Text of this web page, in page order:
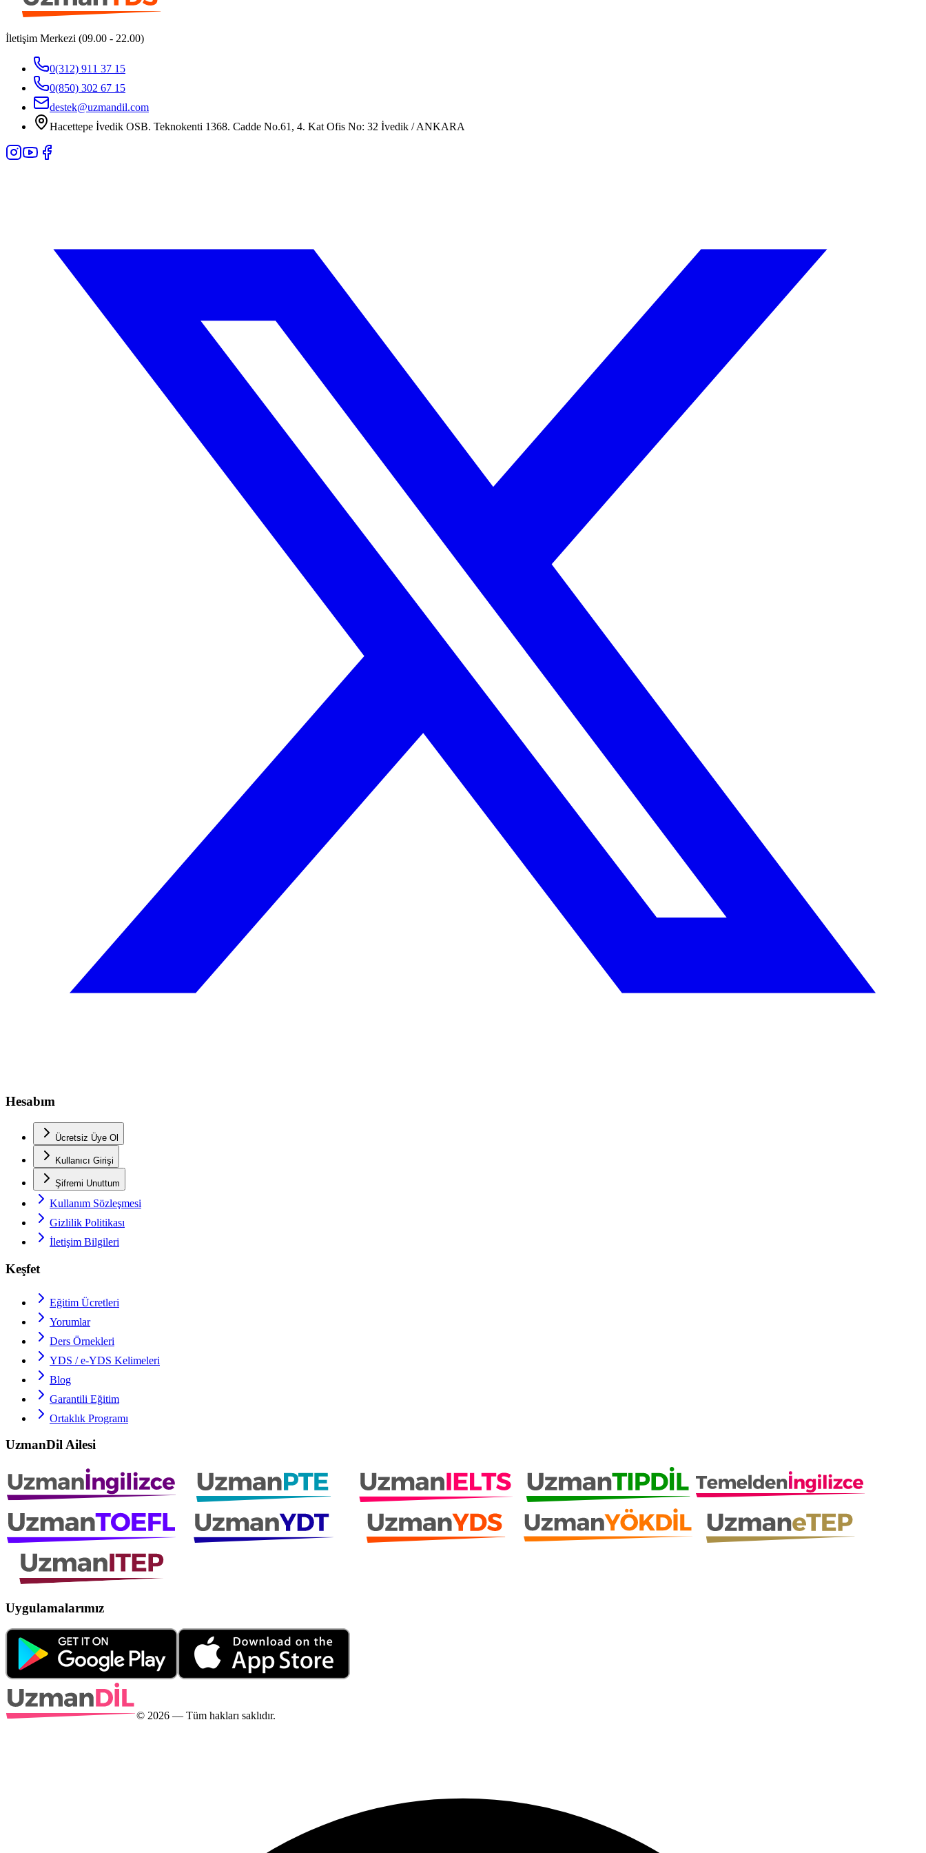
İletişim Merkezi (09.00 - 22.00)
0(312) 911 37 15
0(850) 302 67 15
destek@uzmandil.com
Hacettepe İvedik OSB. Teknokenti 1368. Cadde No.61, 4. Kat Ofis No: 32 İvedik / ANKARA
Hesabım
Ücretsiz Üye Ol
Kullanıcı Girişi
Şifremi Unuttum
Kullanım Sözleşmesi
Gizlilik Politikası
İletişim Bilgileri
Keşfet
Eğitim Ücretleri
Yorumlar
Ders Örnekleri
YDS / e-YDS Kelimeleri
Blog
Garantili Eğitim
Ortaklık Programı
UzmanDil Ailesi
Uygulamalarımız
© 2026 — Tüm hakları saklıdır.